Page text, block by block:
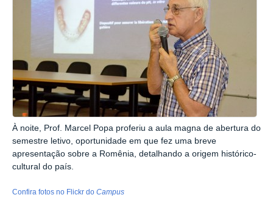
À noite, Prof. Marcel Popa proferiu a aula magna de abertura do
semestre letivo, oportunidade em que fez uma breve
apresentação sobre a Romênia, detalhando a origem histórico-
cultural do país.
Confira fotos no Flickr do Campus